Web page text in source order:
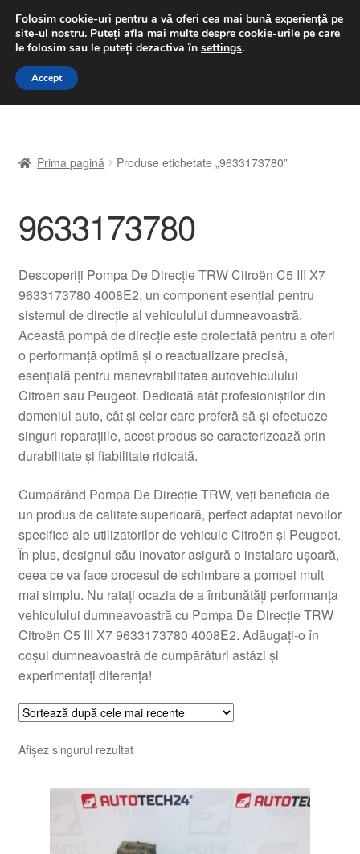
LIVRARE de la 33 lei
luni-vineri 9 a.m. - 4 p.m.031 229 6816
Sari
Sari
A lua legatura
Contul meu
Despre noi
Finalizare comandă
Livrare
Livrare în toată lumea
Plățile
Politică de confidențialitate
Procedura de reclamație
Termeni si conditii
Prima pagină Produse etichetate „9633173780”
9633173780
Descoperiți Pompa De Direcție TRW Citroën C5 III X7
9633173780 4008E2, un component esențial pentru
sistemul de direcție al vehiculului dumneavoastră.
Această pompă de direcție este proiectată pentru a oferi
o performanță optimă și o reactualizare precisă,
esențială pentru manevrabilitatea autovehiculului
Citroën sau Peugeot. Dedicată atât profesioniștilor din
domeniul auto, cât și celor care preferă să-și efectueze
singuri reparațiile, acest produs se caracterizează prin
durabilitate și fiabilitate ridicată.
Cumpărând Pompa De Direcție TRW, veți beneficia de
un produs de calitate superioară, perfect adaptat nevoilor
specifice ale utilizatorilor de vehicule Citroën și Peugeot.
În plus, designul său inovator asigură o instalare ușoară,
ceea ce va face procesul de schimbare a pompei mult
mai simplu. Nu ratați ocazia de a îmbunătăți performanța
vehiculului dumneavoastră cu Pompa De Direcție TRW
Citroën C5 III X7 9633173780 4008E2. Adăugați-o în
coșul dumneavoastră de cumpărături astăzi și
experimentați diferența!
Afișez singurul rezultat
Folosim cookie-uri pentru a vă oferi cea mai bună experiență pe
site-ul nostru. Puteți afla mai multe despre cookie-urile pe care
le folosim sau le puteți dezactiva în settings.
Accept